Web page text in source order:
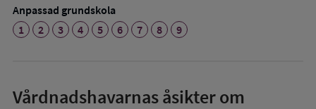
Anpassad grundskola
1
2 3 4 5 6 7 8 9
Vårdnadshavarnas åsikter om